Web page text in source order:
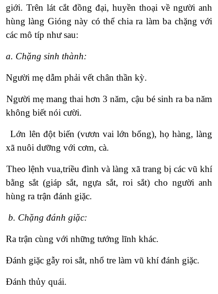
giới. Trên lát cắt đồng đại, huyền thoại về người anh
hùng làng Gióng này có thể chia ra làm ba chặng với
các mô típ như sau:
a. Chặng sinh thành:
Người mẹ dẫm phải vết chân thần kỳ.
Người mẹ mang thai hơn 3 năm, cậu bé sinh ra ba năm
không biết nói cười.
Lớn lên đột biến (vươn vai lớn bổng), họ hàng, làng
xã nuôi dưỡng với cơm, cà.
Theo lệnh vua,triều đình và làng xã trang bị các vũ khí
bằng sắt (giáp sắt, ngựa sắt, roi sắt) cho người anh
hùng ra trận đánh giặc.
b. Chặng đánh giặc:
Ra trận cùng với những tướng lĩnh khác.
Đánh giặc gẫy roi sắt, nhổ tre làm vũ khí đánh giặc.
Đánh thủy quái.